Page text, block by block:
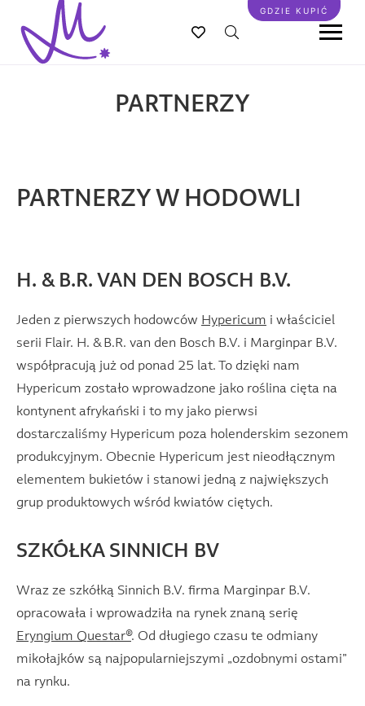
treści
GDZIE KUPIĆ
PARTNERZY
PARTNERZY W HODOWLI
H. & B.R. VAN DEN BOSCH B.V.
Jeden z pierwszych hodowców Hypericum i właściciel
serii Flair. H. & B.R. van den Bosch B.V. i Marginpar B.V.
współpracują już od ponad 25 lat. To dzięki nam
Hypericum zostało wprowadzone jako roślina cięta na
kontynent afrykański i to my jako pierwsi
dostarczaliśmy Hypericum poza holenderskim sezonem
produkcyjnym. Obecnie Hypericum jest nieodłącznym
elementem bukietów i stanowi jedną z największych
grup produktowych wśród kwiatów ciętych.
SZKÓŁKA SINNICH BV
Wraz ze szkółką Sinnich B.V. firma Marginpar B.V.
opracowała i wprowadziła na rynek znaną serię
Eryngium Questar®. Od długiego czasu te odmiany
mikołajków są najpopularniejszymi „ozdobnymi ostami”
na rynku.